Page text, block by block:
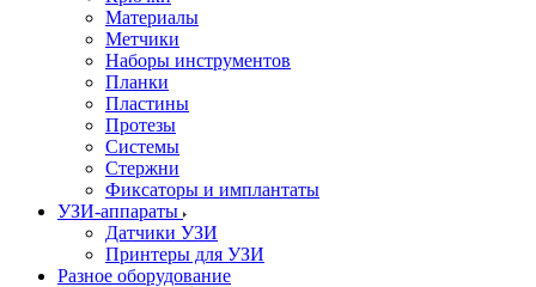
Материалы
Метчики
Наборы инструментов
Планки
Пластины
Протезы
Системы
Стержни
Фиксаторы и имплантаты
УЗИ-аппараты
Датчики УЗИ
Принтеры для УЗИ
Разное оборудование